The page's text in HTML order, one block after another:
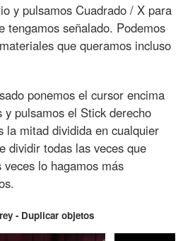
y pulsamos Cuadrado / X para
tengamos señalado. Podemos
que queramos incluso
ponemos el cursor encima
pulsamos el Stick derecho
la mitad dividida en cualquier
dividir todas las veces que
lo hagamos más
- Duplicar objetos